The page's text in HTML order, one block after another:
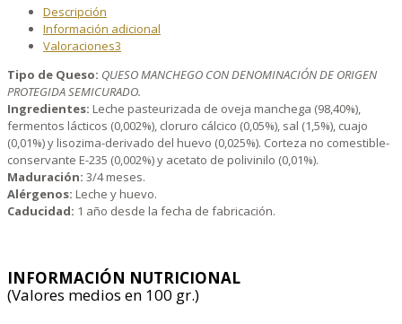
cantidadDescripción
Información adicional
Valoraciones3
Tipo de Queso: QUESO MANCHEGO CON DENOMINACIÓN DE ORIGEN
PROTEGIDA SEMICURADO.
Ingredientes: Leche pasteurizada de oveja manchega (98,40%),
fermentos lácticos (0,002%), cloruro cálcico (0,05%), sal (1,5%), cuajo
(0,01%) y lisozima-derivado del huevo (0,025%). Corteza no comestible-
conservante E-235 (0,002%) y acetato de polivinilo (0,01%).
Maduración: 3/4 meses.
Alérgenos: Leche y huevo.
Caducidad: 1 año desde la fecha de fabricación.
INFORMACIÓN NUTRICIONAL
(Valores medios en 100 gr.)